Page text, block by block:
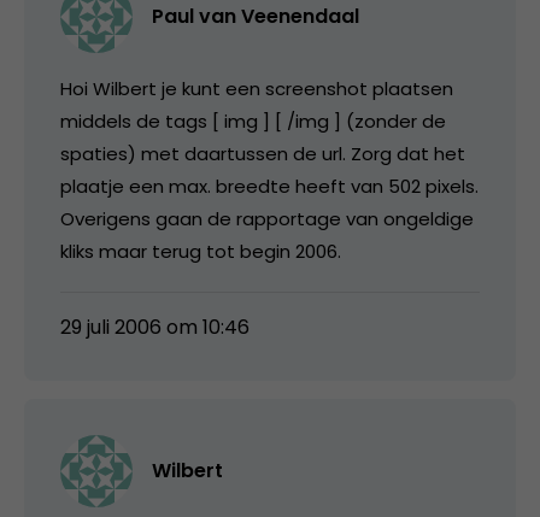
Paul van Veenendaal
Hoi Wilbert je kunt een screenshot plaatsen
middels de tags [ img ] [ /img ] (zonder de
spaties) met daartussen de url. Zorg dat het
plaatje een max. breedte heeft van 502 pixels.
Overigens gaan de rapportage van ongeldige
kliks maar terug tot begin 2006.
29 juli 2006 om 10:46
Wilbert